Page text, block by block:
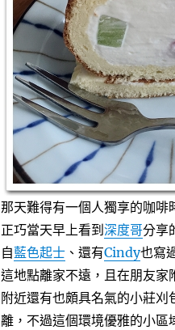
那天難得有一個人獨享的咖啡
正巧當天早上看到 深度哥分享
自藍色起士、還有Cindy也寫
這地點離家不遠，且在朋友家
附近還有也頗具名氣的小莊刈
離，不過這個環境優雅的小區